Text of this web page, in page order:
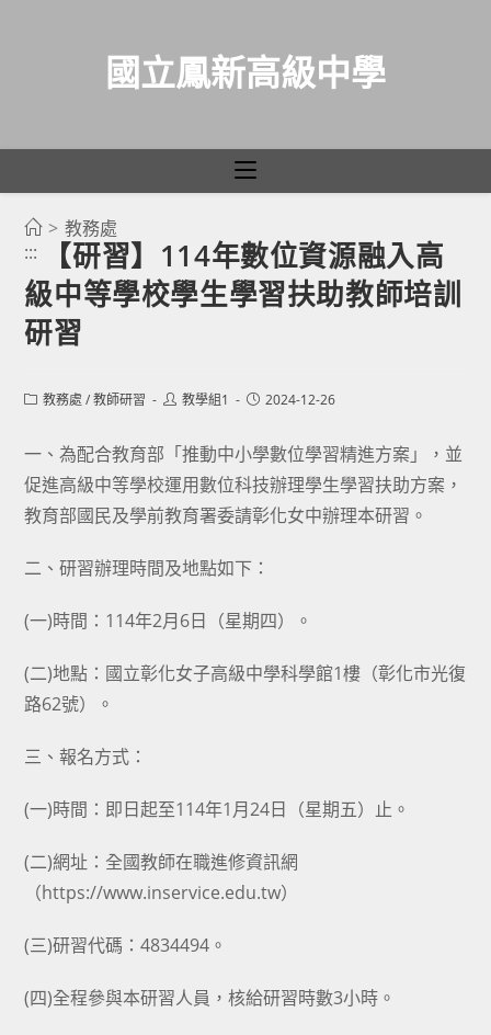
國立鳳新高級中學
> 教務處
:::
【研習】114年數位資源融入高
級中等學校學生學習扶助教師培訓
研習
Post教務處 / 教師研習
Post教學組1
Post2024-12-26
一、為配合教育部「推動中小學數位學習精進方案」，並
促進高級中等學校運用數位科技辦理學生學習扶助方案，
教育部國民及學前教育署委請彰化女中辦理本研習。
二、研習辦理時間及地點如下：
(一)時間：114年2月6日（星期四）。
(二)地點：國立彰化女子高級中學科學館1樓（彰化市光復
路62號）。
三、報名方式：
(一)時間：即日起至114年1月24日（星期五）止。
(二)網址：全國教師在職進修資訊網
（https://www.inservice.edu.tw）
(三)研習代碼：4834494。
(四)全程參與本研習人員，核給研習時數3小時。